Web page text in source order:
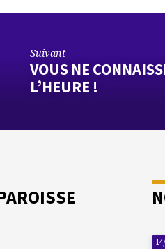
Suivant
VOUS NE
L’HEURE !